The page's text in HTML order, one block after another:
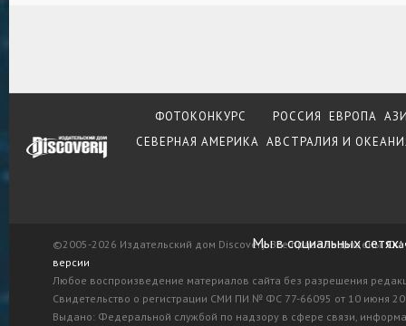
ФОТОКОНКУРС РОССИЯ ЕВРОПА
СЕВЕРНАЯ АМЕРИКА АВСТРАЛИЯ И
©2005-2026 Издательский дом Discovery. Все права защищены.
версии
Любое воспроизведение материалов сайта без разрешения
Свидетельство о регистрации СМИ ПИ № ФС 77-66095 от 10 июня
Выдано: Федеральной службой по надзору в сфере связи,
Мы в социальных сетях: